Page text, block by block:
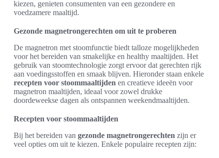
kiezen, genieten consumenten van een gezondere en
voedzamere maaltijd.
Gezonde magnetrongerechten om uit te proberen
De magnetron met stoomfunctie biedt talloze mogelijkheden
voor het bereiden van smakelijke en healthy maaltijden. Het
gebruik van stoomtechnologie zorgt ervoor dat gerechten rijk
aan voedingsstoffen en smaak blijven. Hieronder staan enkele
recepten voor stoommaaltijden en creatieve ideeën voor
magnetron maaltijden, ideaal voor zowel drukke
doordeweekse dagen als ontspannen weekendmaaltijden.
Recepten voor stoommaaltijden
Bij het bereiden van gezonde magnetrongerechten zijn er
veel opties om uit te kiezen. Enkele populaire recepten zijn: